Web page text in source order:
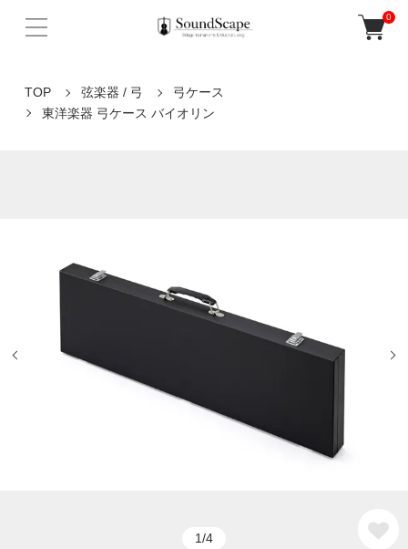
0
TOP 弦楽器 / 弓
弓ケース
東洋楽器 弓ケース バイオリン
1/4